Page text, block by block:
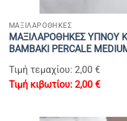
ΜΑΞΙΛΑΡΟΘΗΚΕΣ
ΜΑΞΙΛΑΡΟΘΗΚΕΣ ΥΠΝΟΥ
BAMBAKI PERCALE
Τιμή τεμαχίου: 2,00 €
2,00 €